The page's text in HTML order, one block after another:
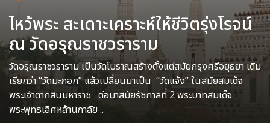
ไหว้พระ สะเดาะเคราะห์ให้ชีวิตรุ่งโรจน์
ณ วัดอรุณราชวราราม
วัดอรุณราชวราราม เป็นวัดโบราณสร้างตั้งแต่สมัยกรุงศรีอยุธยา เดิม
เรียกว่า “วัดมะกอก” แล้วเปลี่ยนมาเป็น “วัดแจ้ง” ในสมัยสมเด็จ
พระเจ้าตากสินมหาราช ต่อมาสมัยรัชกาลที่ 2 พระบาทสมเด็จ
พระพุทธเลิศหล้านภาลัย ..